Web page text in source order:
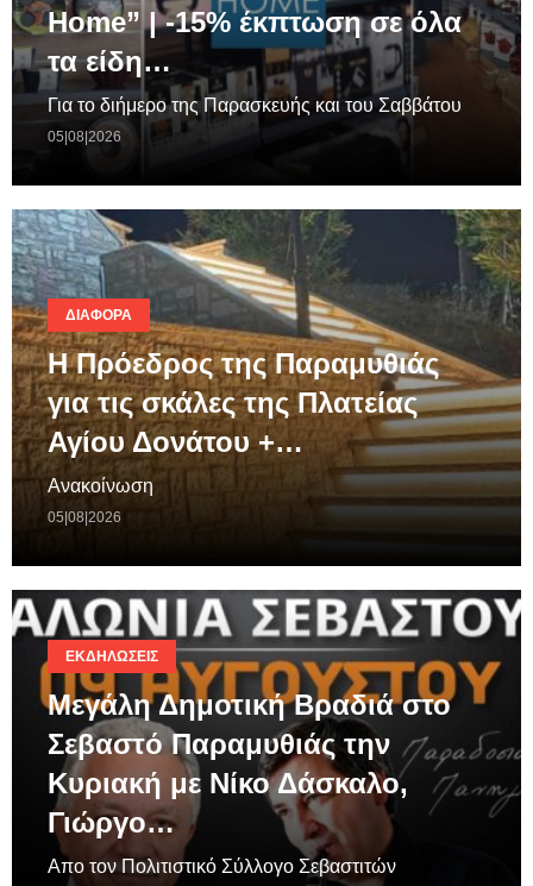
Home” | -15% έκπτωση σε όλα
τα είδη…
Για το διήμερο της Παρασκευής και του Σαββάτου
05|08|2026
ΔΙΆΦΟΡΑ
Η Πρόεδρος της Παραμυθιάς
για τις σκάλες της Πλατείας
Αγίου Δονάτου +…
Ανακοίνωση
05|08|2026
ΕΚΔΗΛΏΣΕΙΣ
Μεγάλη Δημοτική Βραδιά στο
Σεβαστό Παραμυθιάς την
Κυριακή με Νίκο Δάσκαλο,
Γιώργο…
Απο τον Πολιτιστικό Σύλλογο Σεβαστιτών